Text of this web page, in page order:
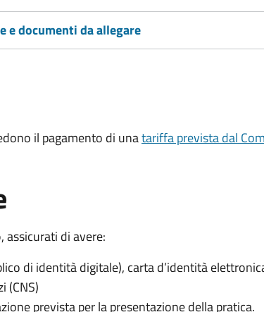
e documenti da allegare
il pagamento di unatariffa prevista dal
assicurati di avere:
di identità digitale), carta d’identità
(CNS)
prevista per la presentazione della pratica.